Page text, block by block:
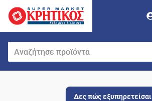
Δες πώς εξυπηρετείσαι